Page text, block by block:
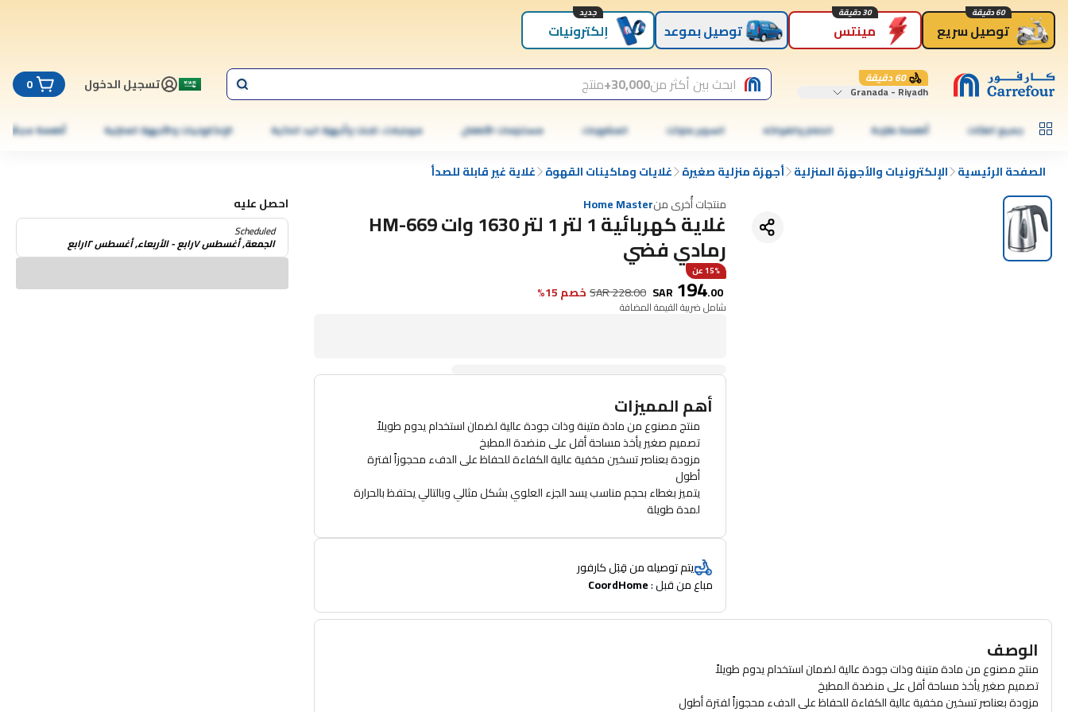
توصيل سريع
60 دقيقة
مينتس
30 دقيقة
توصيل بموعد إلكترونيات
جديد
60 دقيقة
Granada - Riyadh ابحث بين أكثر من30,000+ منتج تسجيل الدخول 0
جميع الفئات أطعمة طازجة الخضار والفواكه السوبر ماركت المشروبات مستلزمات الأطفال موبايلات، تابلت وأجهزة اليد الذكية الإلكترونيات والأجهزة المنزلية أطعمة مجمّدة
الصفحة الرئيسية الإلكترونيات والأجهزة المنزلية أجهزة منزلية صغيرة غلايات وماكينات القهوة غلاية غير قابلة للصدأ
منتجات أُخرى منHome Master
غلاية كهربائية 1 لتر 1 لتر 1630 وات HM-669
رمادي فضي
15% عن
SAR 194.00
SAR228.00 خصم 15%
شامل ضريبة القيمة المضافة
أهم المميزات
منتج مصنوع من مادة متينة وذات جودة عالية لضمان استخدام يدوم طويلاً
تصميم صغير يأخذ مساحة أقل على منضدة المطبخ
مزودة بعناصر تسخين مخفية عالية الكفاءة للحفاظ على الدفء محجوزاً لفترة
أطول
يتميز بغطاء بحجم مناسب يسد الجزء العلوي بشكل مثالي وبالتالي يحتفظ بالحرارة
لمدة طويلة
يتم توصيله من قِبَل كارفور
مباع من قبل : CoordHome
احصل عليه
Scheduled
الجمعة, أغسطس ٧رابع - الأربعاء, أغسطس ١٢رابع
الوصف
منتج مصنوع من مادة متينة وذات جودة عالية لضمان استخدام يدوم طويلاً
تصميم صغير يأخذ مساحة أقل على منضدة المطبخ
مزودة بعناصر تسخين مخفية عالية الكفاءة للحفاظ على الدفء محجوزاً لفترة أطول